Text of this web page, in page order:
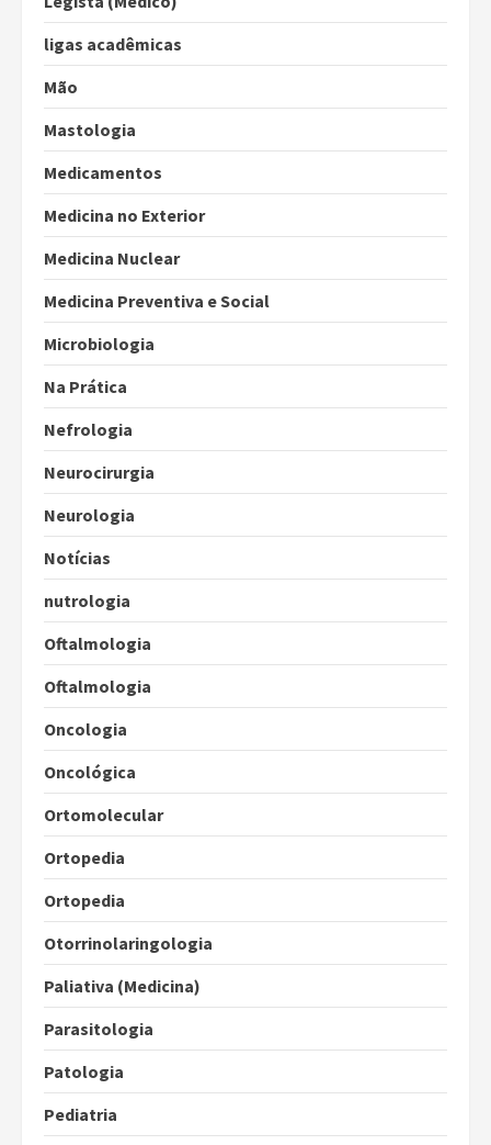
ligas acadêmicas
Mão
Mastologia
Medicamentos
Medicina no Exterior
Medicina Nuclear
Medicina Preventiva e Social
Microbiologia
Na Prática
Nefrologia
Neurocirurgia
Neurologia
Notícias
nutrologia
Oftalmologia
Oftalmologia
Oncologia
Oncológica
Ortomolecular
Ortopedia
Ortopedia
Otorrinolaringologia
Paliativa (Medicina)
Parasitologia
Patologia
Pediatria